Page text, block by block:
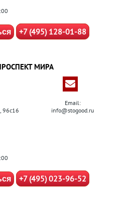
+7 (495) 128-01-88
МИРА
96с16
Email:
info@stogood.ru
+7 (495) 023-96-52